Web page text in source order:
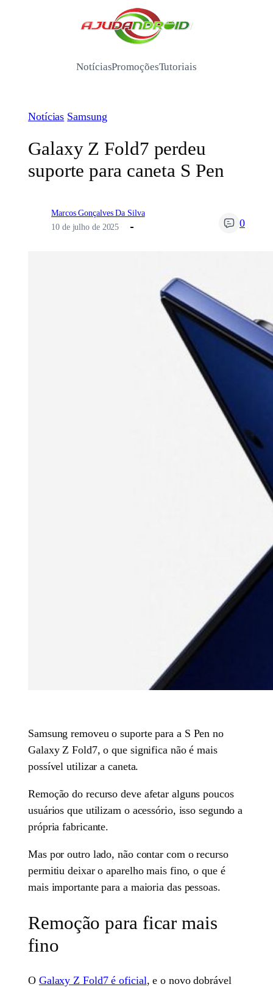
/
NotíciasPromoçõesTutoriais
Notícias Samsung
Galaxy Z Fold7 perdeu
suporte para caneta S Pen
Marcos Gonçalves Da Silva
10 de julho de 2025
0
Samsung removeu o suporte para a S Pen no
Galaxy Z Fold7, o que significa não é mais
possível utilizar a caneta.
Remoção do recurso deve afetar alguns poucos
usuários que utilizam o acessório, isso segundo a
própria fabricante.
Mas por outro lado, não contar com o recurso
permitiu deixar o aparelho mais fino, o que é
mais importante para a maioria das pessoas.
Remoção para ficar mais
fino
O Galaxy Z Fold7 é oficial, e o novo dobrável